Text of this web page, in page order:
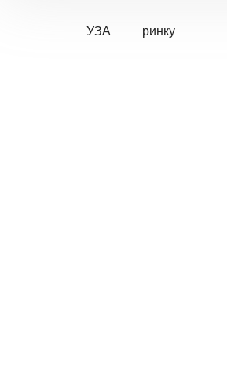
УЗА ринку